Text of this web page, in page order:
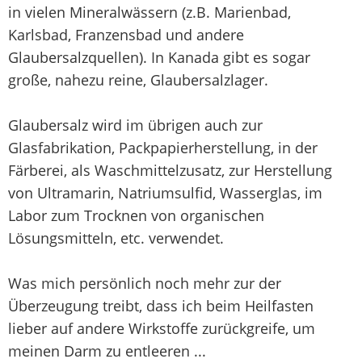
in vielen Mineralwässern (z.B. Marienbad,
Karlsbad, Franzensbad und andere
Glaubersalzquellen). In Kanada gibt es sogar
große, nahezu reine, Glaubersalzlager.
Glaubersalz wird im übrigen auch zur
Glasfabrikation, Packpapierherstellung, in der
Färberei, als Waschmittelzusatz, zur Herstellung
von Ultramarin, Natriumsulfid, Wasserglas, im
Labor zum Trocknen von organischen
Lösungsmitteln, etc. verwendet.
Was mich persönlich noch mehr zur der
Überzeugung treibt, dass ich beim Heilfasten
lieber auf andere Wirkstoffe zurückgreife, um
meinen Darm zu entleeren ...